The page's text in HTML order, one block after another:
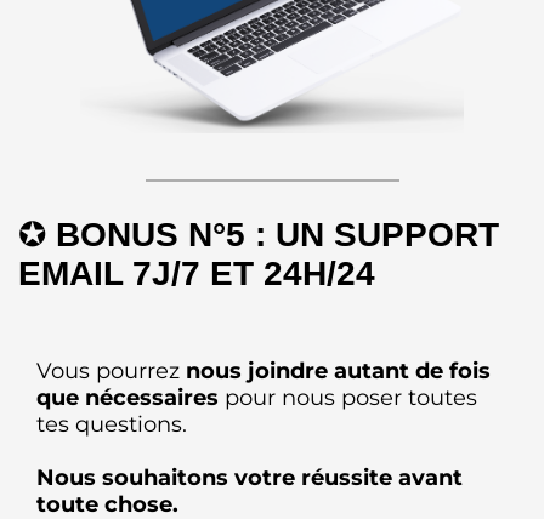
✪ BONUS N°5 : UN SUPPORT
EMAIL 7J/7 ET 24H/24
Vous pourrez nous joindre autant de fois
que nécessaires pour nous poser toutes
tes questions.
Nous souhaitons votre réussite avant
toute chose.